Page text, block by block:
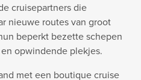
cruisepartners die
nieuwe routes van groot
beperkt bezette schepen
opwindende plekjes.
met een boutique cruise